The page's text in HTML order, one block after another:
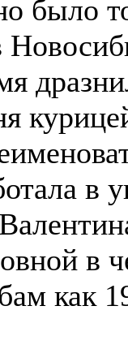
было
в
в
как